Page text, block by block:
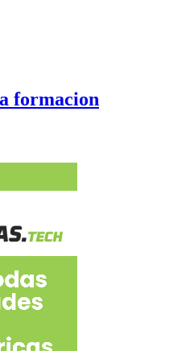
formacion